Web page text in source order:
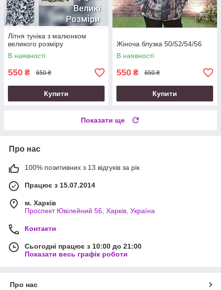
Літня туніка з малюнком
великого розміру
В наявності
550 ₴ 650 ₴
Купити
Жіноча блузка 50/52/54/56
В наявності
550 ₴ 650 ₴
Купити
Показати ще
Про нас
100% позитивних з 13 відгуків за рік
Працює з 15.07.2014
м. Харків
Проспект Ювілейний 56, Харків, Україна
Контакти
Сьогодні працює з 10:00 до 21:00
Показати весь графік роботи
Про нас